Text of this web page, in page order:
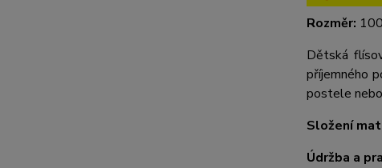
Rozměr:
Dětská
příjemného
postele
Složení
Údržba a